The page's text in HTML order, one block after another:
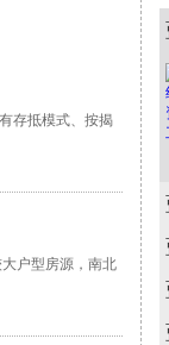
存抵模式、按揭
户型房源，南北